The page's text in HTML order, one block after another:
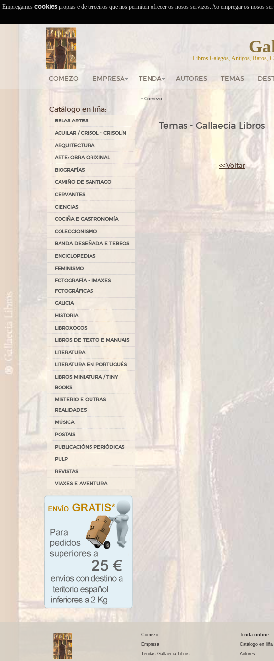
Libros Galegos, Antigos, Raros,
COMEZO EMPRESA TENDA AUTORES TEMAS
Catálogo en liña:
BELAS ARTES
AGUILAR / CRISOL - CRISOLÍN
ARQUITECTURA
ARTE: OBRA ORIXINAL
BIOGRAFÍAS
CAMIÑO DE SANTIAGO
CERVANTES
CIENCIAS
COCIÑA E GASTRONOMÍA
COLECCIONISMO
BANDA DESEÑADA E TEBEOS
ENCICLOPEDIAS
FEMINISMO
FOTOGRAFÍA - IMAXES
FOTOGRÁFICAS
GALICIA
HISTORIA
LIBROXOGOS
LIBROS DE TEXTO E MANUAIS
LITERATURA
LITERATURA EN PORTUGUÉS
LIBROS MINIATURA / TINY
BOOKS
MISTERIO E OUTRAS
REALIDADES
MÚSICA
POSTAIS
PUBLICACIÓNS PERIÓDICAS
PULP
REVISTAS
VIAXES E AVENTURA
:: Comezo
Temas - Gallaecia Libros
<< Voltar
Comezo
Empresa
Tendas Gallaecia Libros
Tenda online
Catálogo en liña
Autores
Empregamos cookies propias e de terceiros que nos permiten ofrecer os nosos servizos. Ao empregar os nosos